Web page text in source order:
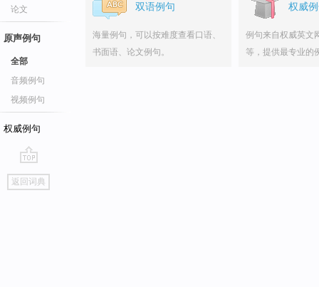
论文
原声例句
全部
音频例句
视频例句
权威例句
go
top
返回词典
双语例句
海量例句，可以按难度查看口语、
书面语、论文例句。
权威
例句来自权威英文
等，提供最专业的